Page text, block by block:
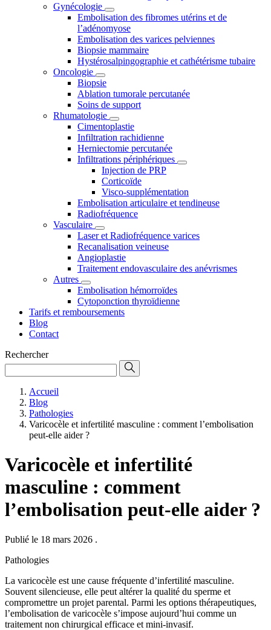
Gynécologie
Embolisation des fibromes utérins et de
l’adénomyose
Embolisation des varices pelviennes
Biopsie mammaire
Hystérosalpingographie et cathétérisme tubaire
Oncologie
Biopsie
Ablation tumorale percutanée
Soins de support
Rhumatologie
Cimentoplastie
Infiltration rachidienne
Herniectomie percutanée
Infiltrations périphériques
Injection de PRP
Corticoïde
Visco-supplémentation
Embolisation articulaire et tendineuse
Radiofréquence
Vasculaire
Laser et Radiofréquence varices
Recanalisation veineuse
Angioplastie
Traitement endovasculaire des anévrismes
Autres
Embolisation hémorroïdes
Cytoponction thyroïdienne
Tarifs et remboursements
Blog
Contact
Rechercher
Accueil
Blog
Pathologies
Varicocèle et infertilité masculine : comment l’embolisation
peut-elle aider ?
Varicocèle et infertilité
masculine : comment
l’embolisation peut-elle aider ?
Publié le 18 mars 2026 .
Pathologies
La varicocèle est une cause fréquente d’infertilité masculine.
Souvent silencieuse, elle peut altérer la qualité du sperme et
compromettre un projet parental. Parmi les options thérapeutiques,
l’embolisation de varicocèle s’impose aujourd’hui comme un
traitement non chirurgical efficace et mini-invasif.